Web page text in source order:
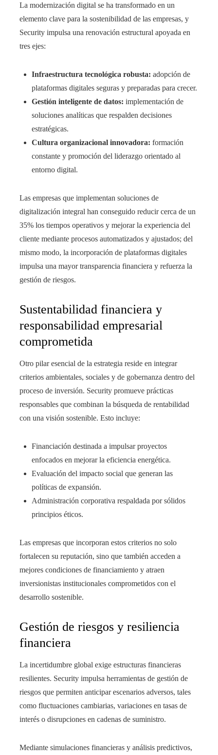
La modernización digital se ha transformado en un
elemento clave para la sostenibilidad de las empresas, y
Security impulsa una renovación estructural apoyada en
tres ejes:
Infraestructura tecnológica robusta: adopción de
plataformas digitales seguras y preparadas para crecer.
Gestión inteligente de datos: implementación de
soluciones analíticas que respalden decisiones
estratégicas.
Cultura organizacional innovadora: formación
constante y promoción del liderazgo orientado al
entorno digital.
Las empresas que implementan soluciones de
digitalización integral han conseguido reducir cerca de un
35% los tiempos operativos y mejorar la experiencia del
cliente mediante procesos automatizados y ajustados; del
mismo modo, la incorporación de plataformas digitales
impulsa una mayor transparencia financiera y refuerza la
gestión de riesgos.
Sustentabilidad financiera y
responsabilidad empresarial
comprometida
Otro pilar esencial de la estrategia reside en integrar
criterios ambientales, sociales y de gobernanza dentro del
proceso de inversión. Security promueve prácticas
responsables que combinan la búsqueda de rentabilidad
con una visión sostenible. Esto incluye:
Financiación destinada a impulsar proyectos
enfocados en mejorar la eficiencia energética.
Evaluación del impacto social que generan las
políticas de expansión.
Administración corporativa respaldada por sólidos
principios éticos.
Las empresas que incorporan estos criterios no solo
fortalecen su reputación, sino que también acceden a
mejores condiciones de financiamiento y atraen
inversionistas institucionales comprometidos con el
desarrollo sostenible.
Gestión de riesgos y resiliencia
financiera
La incertidumbre global exige estructuras financieras
resilientes. Security impulsa herramientas de gestión de
riesgos que permiten anticipar escenarios adversos, tales
como fluctuaciones cambiarias, variaciones en tasas de
interés o disrupciones en cadenas de suministro.
Mediante simulaciones financieras y análisis predictivos,